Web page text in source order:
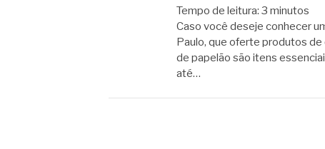
Tempo de leitura: 3 minutos
Caso você deseje conhecer
Paulo, que oferte produtos
de papelão são itens
até…